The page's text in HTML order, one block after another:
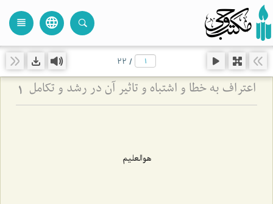
language
view_headline
/
22
اعتراف به خطا و اشتباه و تاثیر آن در رشد و تکامل 1
هوالعلیم